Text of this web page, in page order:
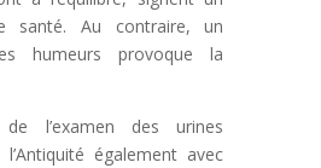
santé. Au contraire, un
humeurs provoque la
l’examen des urines
également avec